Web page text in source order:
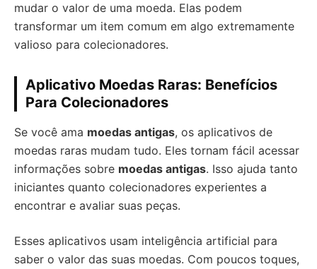
mudar o valor de uma moeda. Elas podem
transformar um item comum em algo extremamente
valioso para colecionadores.
Aplicativo Moedas Raras: Benefícios
Para Colecionadores
Se você ama moedas antigas, os aplicativos de
moedas raras mudam tudo. Eles tornam fácil acessar
informações sobre moedas antigas. Isso ajuda tanto
iniciantes quanto colecionadores experientes a
encontrar e avaliar suas peças.
Esses aplicativos usam inteligência artificial para
saber o valor das suas moedas. Com poucos toques,